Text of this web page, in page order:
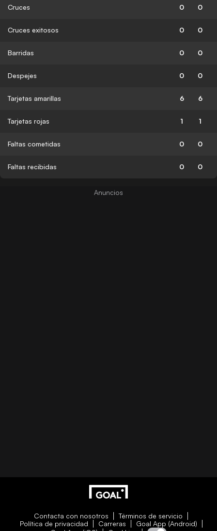
Cruces 0 0
Cruces exitosos 0 0
Barridas 0 0
Despejes 0 0
Tarjetas amarillas 6 6
Tarjetas rojas 1 1
Faltas cometidas 0 0
Faltas recibidas 0 0
Contacta con nosotros
Términos de servicio
Política de privacidad
Carreras
Goal App (Android)